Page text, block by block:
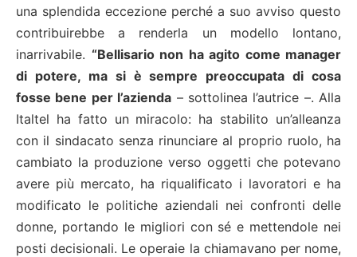
una splendida eccezione perché a suo avviso questo
contribuirebbe a renderla un modello lontano,
inarrivabile. “Bellisario non ha agito come manager
di potere, ma si è sempre preoccupata di cosa
fosse bene per l’azienda – sottolinea l’autrice –. Alla
Italtel ha fatto un miracolo: ha stabilito un’alleanza
con il sindacato senza rinunciare al proprio ruolo, ha
cambiato la produzione verso oggetti che potevano
avere più mercato, ha riqualificato i lavoratori e ha
modificato le politiche aziendali nei confronti delle
donne, portando le migliori con sé e mettendole nei
posti decisionali. Le operaie la chiamavano per nome,